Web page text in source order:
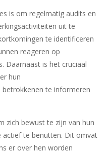
is om regelmatig audits en
uit te
te identificeren
reageren op
Daarnaast is het cruciaal
hun
betrokkenen te informeren
zich bewust te zijn van hun
actief te benutten. Dit omvat
er over hen worden